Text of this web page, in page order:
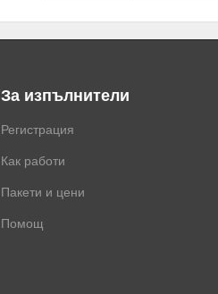
За изпълнители
Регистрация
Как работи
Пакети и цени
Помощ